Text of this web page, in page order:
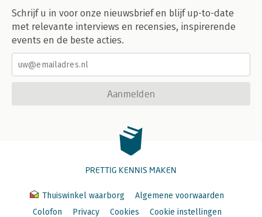
Schrijf u in voor onze nieuwsbrief en blijf up-to-date
met relevante interviews en recensies, inspirerende
events en de beste acties.
Aanmelden
PRETTIG KENNIS MAKEN
Thuiswinkel waarborg
Algemene voorwaarden
Colofon
Privacy Cookies Cookie instellingen